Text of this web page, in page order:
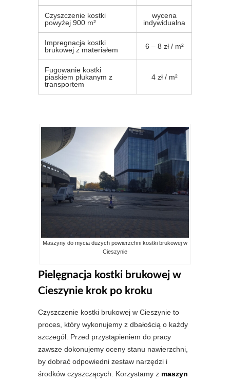
Czyszczenie kostki
powyżej 900 m²
wycena
indywidualna
Impregnacja kostki
brukowej z materiałem
6 – 8 zł / m²
Fugowanie kostki
piaskiem płukanym z
transportem
4 zł / m²
Maszyny do mycia dużych powierzchni kostki brukowej w
Cieszynie
Pielęgnacja kostki brukowej w
Cieszynie krok po kroku
Czyszczenie kostki brukowej w Cieszynie to
proces, który wykonujemy z dbałością o każdy
szczegół. Przed przystąpieniem do pracy
zawsze dokonujemy oceny stanu nawierzchni,
by dobrać odpowiedni zestaw narzędzi i
środków czyszczących. Korzystamy z maszyn